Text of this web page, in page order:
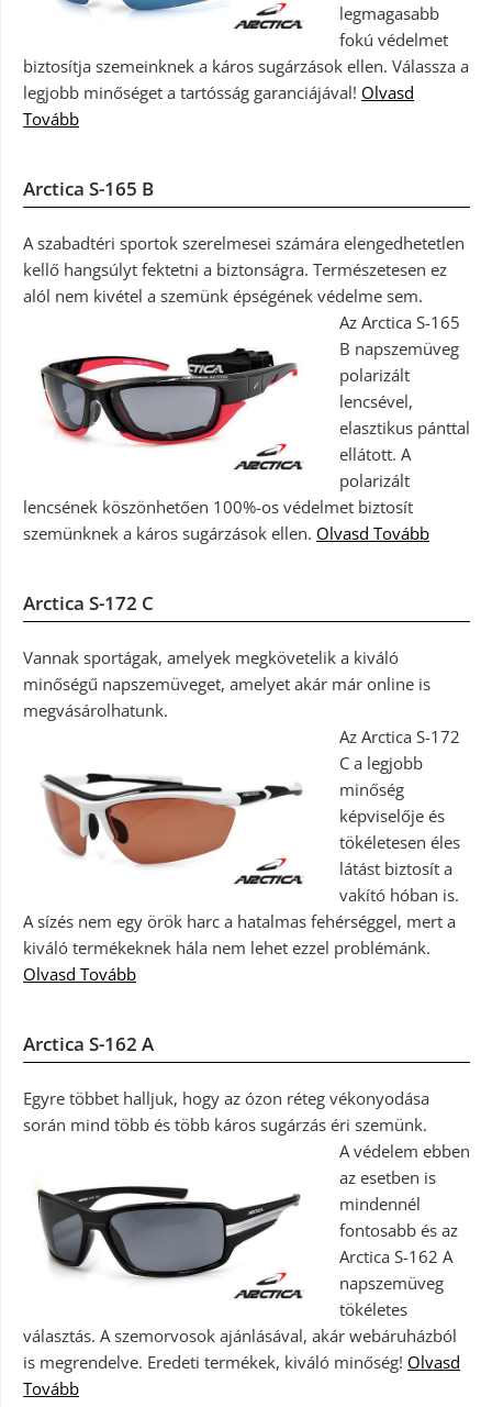
legmagasabb
fokú védelmet
biztosítja szemeinknek a káros sugárzások ellen. Válassza a
legjobb minőséget a tartósság garanciájával! Olvasd
Tovább
Arctica S-165 B
A szabadtéri sportok szerelmesei számára elengedhetetlen
kellő hangsúlyt fektetni a biztonságra. Természetesen ez
alól nem kivétel a szemünk épségének védelme sem.
Az Arctica S-165
B napszemüveg
polarizált
lencsével,
elasztikus pánttal
ellátott. A
polarizált
lencsének köszönhetően 100%-os védelmet biztosít
szemünknek a káros sugárzások ellen. Olvasd Tovább
Arctica S-172 C
Vannak sportágak, amelyek megkövetelik a kiváló
minőségű napszemüveget, amelyet akár már online is
megvásárolhatunk.
Az Arctica S-172
C a legjobb
minőség
képviselője és
tökéletesen éles
látást biztosít a
vakító hóban is.
A sízés nem egy örök harc a hatalmas fehérséggel, mert a
kiváló termékeknek hála nem lehet ezzel problémánk.
Olvasd Tovább
Arctica S-162 A
Egyre többet halljuk, hogy az ózon réteg vékonyodása
során mind több és több káros sugárzás éri szemünk.
A védelem ebben
az esetben is
mindennél
fontosabb és az
Arctica S-162 A
napszemüveg
tökéletes
választás. A szemorvosok ajánlásával, akár webáruházból
is megrendelve. Eredeti termékek, kiváló minőség! Olvasd
Tovább